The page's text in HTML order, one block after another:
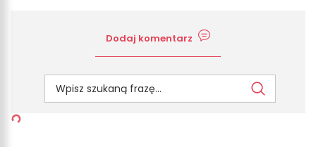
Dodaj komentarz